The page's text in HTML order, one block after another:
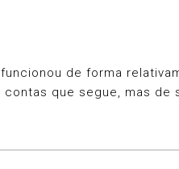
de forma
contas que segue, mas